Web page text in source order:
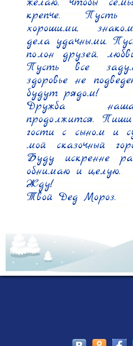
крепче.
хорошими,
дела удачными.
полон друзей,
Пусть все
здоровье не
будут рядом!
Дружба наша
продолжится.
гости с сыном и
мой сказочный
Буду искренне
обнимаю и целую.
Жду!
Твой Дед Мороз.